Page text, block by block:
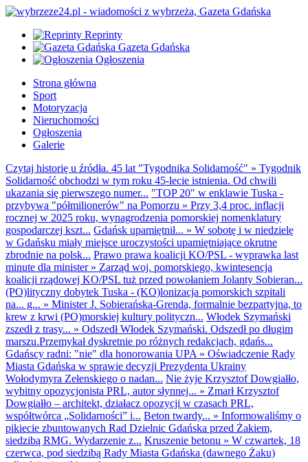
Reprinty
Gazeta Gdańska
Ogłoszenia
Strona główna
Sport
Motoryzacja
Nieruchomości
Ogłoszenia
Galerie
Czytaj historię u źródła. 45 lat "Tygodnika Solidarność" » Tygodnik
Solidarność obchodzi w tym roku 45-lecie istnienia. Od chwili
ukazania się pierwszego numer... "TOP 20" w enklawie Tuska -
przybywa "półmilionerów" na Pomorzu » Przy 3,4 proc. inflacji
rocznej w 2025 roku, wynagrodzenia pomorskiej nomenklatury
gospodarczej kszt... Gdańsk upamiętnił... » W sobotę i w niedzielę
w Gdańsku miały miejsce uroczystości upamiętniające okrutne
zbrodnie na polsk... Prawo prawa koalicji KO/PSL - wyprawka last
minute dla minister» Zarząd woj. pomorskiego, kwintesencja
koalicji rządowej KO/PSL tuż przed powołaniem Jolanty Sobieran...
(PO)lityczny dobytek Tuska - (KO)lonizacja pomorskich szpitali
na... g... » Minister J. Sobierańska-Grenda, formalnie bezpartyjna, to
krew z krwi (PO)morskiej kultury polityczn... Włodek Szymański
zszedł z trasy... » Odszedł Włodek Szymański. Odszedł po długim
marszu.Przemykał dyskretnie po różnych redakcjach, gdańs...
Gdańscy radni: "nie" dla honorowania UPA » Oświadczenie Rady
Miasta Gdańska w sprawie decyzji Prezydenta Ukrainy
Wołodymyra Zełenskiego o nadan... Nie żyje Krzysztof Dowgiałło,
wybitny opozycjonista PRL, autor słynnej... » Zmarł Krzysztof
Dowgiałło – architekt, działacz opozycji w czasach PRL,
współtwórca „Solidarności” i... Beton twardy... » Informowaliśmy o
pikiecie zbuntowanych Rad Dzielnic Gdańska przed Żakiem,
siedzibą RMG. Wydarzenie z... Kruszenie betonu » W czwartek, 18
czerwca, pod siedzibą Rady Miasta Gdańska (dawnego Żaku)